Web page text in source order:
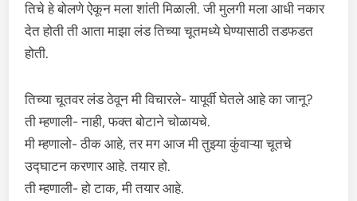
तिचे हे बोलणे ऐकून मला शांती मिळाली. जी मुलगी मला आधी नकार
देत होती ती आता माझा लंड तिच्या चूतमध्ये घेण्यासाठी तडफडत
होती.
तिच्या चूतवर लंड ठेवून मी विचारले- यापूर्वी घेतले आहे का जानू?
ती म्हणाली- नाही, फक्त बोटाने चोळायचे.
मी म्हणालो- ठीक आहे, तर मग आज मी तुझ्या कुंवाऱ्या चूतचे
उद्घाटन करणार आहे. तयार हो.
ती म्हणाली- हो टाक, मी तयार आहे.